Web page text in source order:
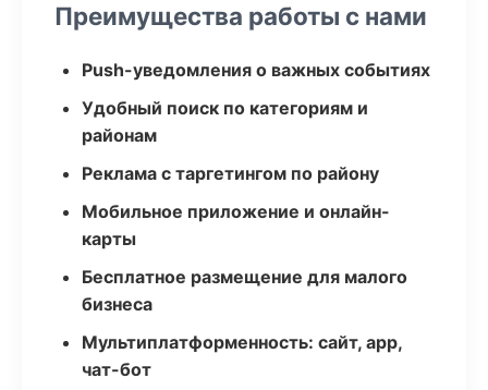
Преимущества работы с нами
Push-уведомления о важных событиях
Удобный поиск по категориям и
районам
Реклама с таргетингом по району
Мобильное приложение и онлайн-
карты
Бесплатное размещение для малого
бизнеса
Мультиплатформенность: сайт, app,
чат-бот